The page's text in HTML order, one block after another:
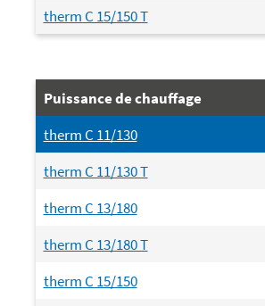
therm C 15/150 T
Puissance de chauffage
therm C 11/130
therm C 11/130 T
therm C 13/180
therm C 13/180 T
therm C 15/150